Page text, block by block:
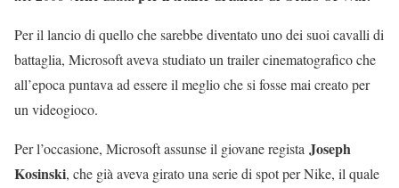
Per il lancio di quello che sarebbe diventato uno dei suoi cavalli di
battaglia, Microsoft aveva studiato un trailer cinematografico che
all’epoca puntava ad essere il meglio che si fosse mai creato per
un videogioco.
Per l’occasione, Microsoft assunse il giovane regista Joseph
Kosinski, che già aveva girato una serie di spot per Nike, il quale